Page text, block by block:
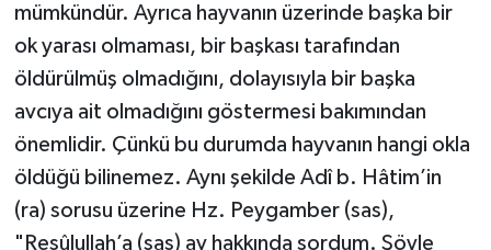
mümkündür. Ayrıca hayvanın üzerinde başka bir
ok yarası olmaması, bir başkası tarafından
öldürülmüş olmadığını, dolayısıyla bir başka
avcıya ait olmadığını göstermesi bakımından
önemlidir. Çünkü bu durumda hayvanın hangi okla
öldüğü bilinemez. Aynı şekilde Adî b. Hâtim’in
(ra) sorusu üzerine Hz. Peygamber (sas),
"Resûlullah’a (sas) av hakkında sordum. Şöyle